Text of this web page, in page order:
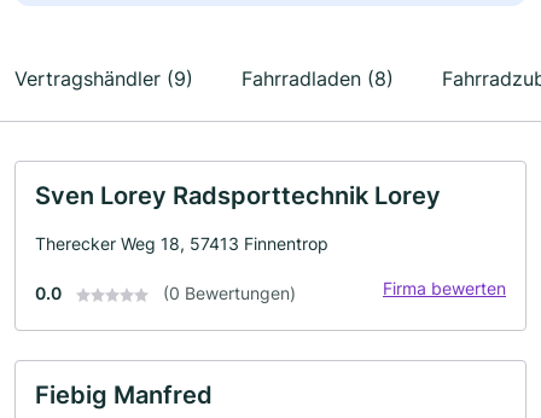
Vertragshändler (9) Fahrradladen (8)
Sven Lorey Radsporttechnik Lorey
Therecker Weg 18, 57413 Finnentrop
0.0 (0 Bewertungen) Firma bewerten
Fiebig Manfred